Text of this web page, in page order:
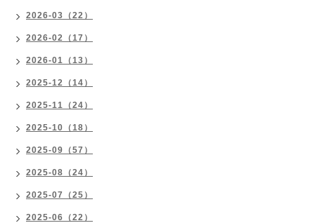
2026-03（22）
2026-02（17）
2026-01（13）
2025-12（14）
2025-11（24）
2025-10（18）
2025-09（57）
2025-08（24）
2025-07（25）
2025-06（22）